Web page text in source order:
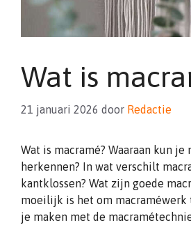
Wat is
21 januari 2026 door Redactie
Wat is macramé? Waaraan kun je
herkennen? In wat verschilt
kantklossen? Wat zijn goede
moeilijk is het om macraméwerk
je maken met de